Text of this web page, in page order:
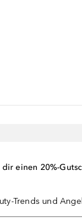
einen 20%-
Trends und